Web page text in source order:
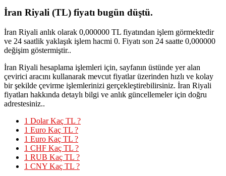
İran Riyali (TL) fiyatı bugün düştü.
İran Riyali anlık olarak 0,000000 TL fiyatından işlem görmektedir
ve 24 saatlik yaklaşık işlem hacmi 0. Fiyatı son 24 saatte 0,000000
değişim göstermiştir..
İran Riyali hesaplama işlemleri için, sayfanın üstünde yer alan
çevirici aracını kullanarak mevcut fiyatlar üzerinden hızlı ve kolay
bir şekilde çevirme işlemlerinizi gerçekleştirebilirsiniz. İran Riyali
fiyatları hakkında detaylı bilgi ve anlık güncellemeler için doğru
adrestesiniz..
1 Dolar Kaç TL ?
1 Euro Kaç TL ?
1 Euro Kaç TL ?
1 CHF Kaç TL ?
1 RUB Kaç TL ?
1 CNY Kaç TL ?